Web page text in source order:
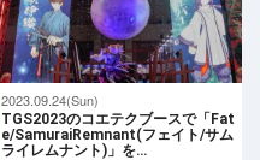
2023.09.24(Sun)
TGS2023のコエテクブースで「Fat
e/SamuraiRemnant(フェイト/サム
ライレムナント)」を…